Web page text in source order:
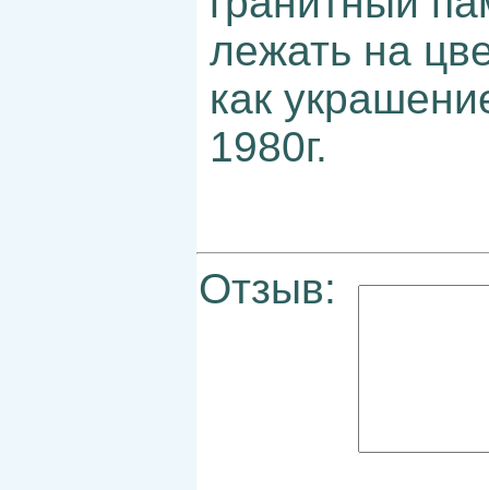
лежать на
как
1980г.
Отзыв: